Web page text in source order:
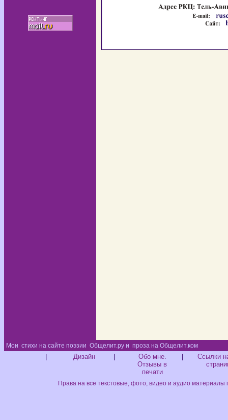
Мои стихи на сайте поэзии Общелит.ру и проза на Общелит.ком
Дизайн
Обо мне.
Отзывы в
печати
Ссылки
Права на все текстовые, фото, видео и аудио